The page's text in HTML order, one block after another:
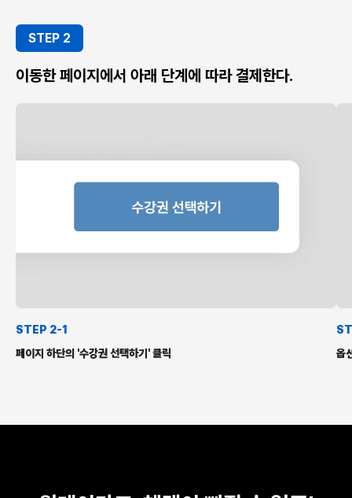
STEP 2
이동한 페이지에서 아래 단계에 따라 결제한다.
STEP 2-1
페이지 하단의 '수강권 선택하기' 클릭
옵